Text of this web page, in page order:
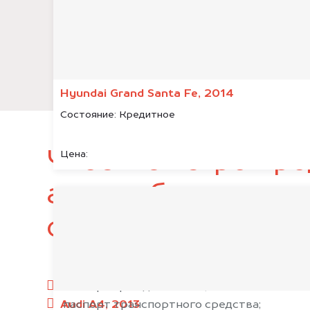
Hyundai Grand Santa Fe, 2014
Состояние: Кредитное
Цена:
Audi A4, 2013
Чтобы быстро
автомобиль,
следующие
паспорт транспортного средства;